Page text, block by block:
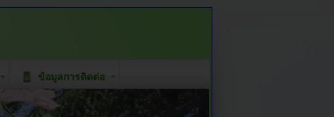
ข้อมูลการติดต่อ